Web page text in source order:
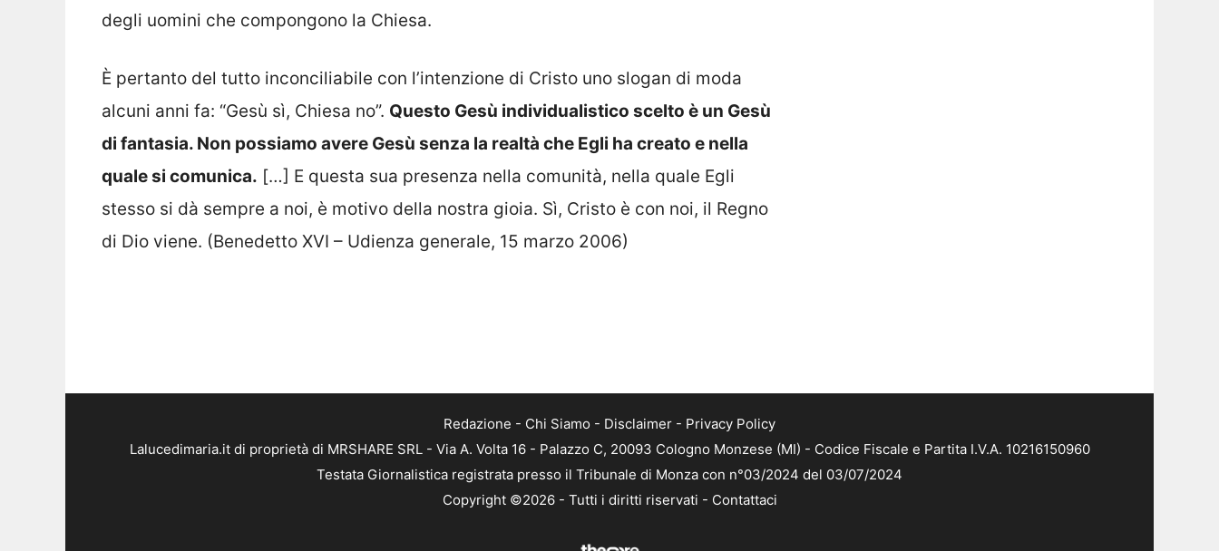
degli uomini che compongono la Chiesa.
È pertanto del tutto inconciliabile con l’intenzione di Cristo uno slogan di moda
alcuni anni fa: “Gesù sì, Chiesa no”. Questo Gesù individualistico scelto è un Gesù
di fantasia. Non possiamo avere Gesù senza la realtà che Egli ha creato e nella
quale si comunica. […] E questa sua presenza nella comunità, nella quale Egli
stesso si dà sempre a noi, è motivo della nostra gioia. Sì, Cristo è con noi, il Regno
di Dio viene. (Benedetto XVI – Udienza generale, 15 marzo 2006)
Redazione - Chi Siamo - Disclaimer - Privacy Policy
Lalucedimaria.it di proprietà di MRSHARE SRL - Via A. Volta 16 - Palazzo C, 20093 Cologno Monzese (MI) - Codice Fiscale e Partita I.V.A. 10216150960
Testata Giornalistica registrata presso il Tribunale di Monza con n°03/2024 del 03/07/2024
Copyright ©2026 - Tutti i diritti riservati - Contattaci